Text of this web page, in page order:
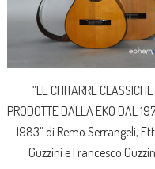
“LE CHITARRE CLASSICHE
PRODOTTE DALLA EKO DAL
1983” di Remo Serrangeli,
Guzzini e Francesco